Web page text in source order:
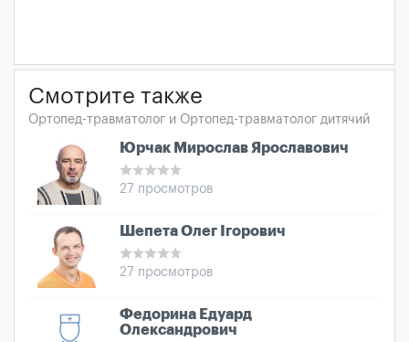
Смотрите также
Ортопед-травматолог и Ортопед-травматолог дитячий
Юрчак Мирослав Ярославович
27 просмотров
Шепета Олег Ігорович
27 просмотров
Федорина Едуард
Олександрович